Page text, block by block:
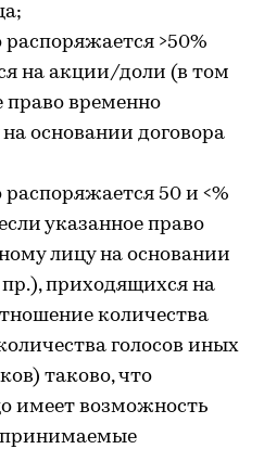
>50%
на акции/доли (в том
право временно
основании договора
50 и <%
указанное право
лицу на основании
пр.), приходящихся на
количества
голосов иных
таково, что
имеет возможность
принимаемые